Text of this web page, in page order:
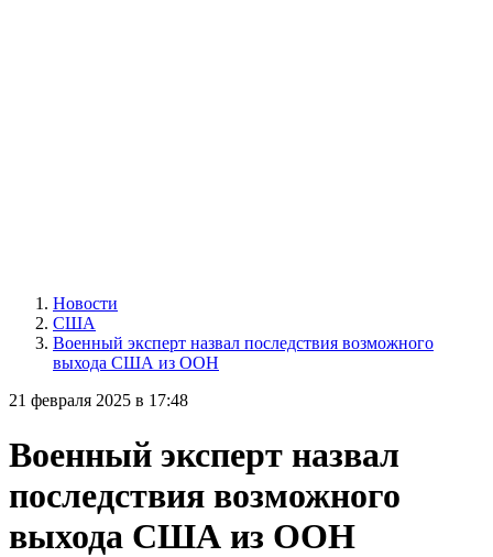
Новости
США
Военный эксперт назвал последствия возможного
выхода США из ООН
21 февраля 2025 в 17:48
Военный эксперт назвал
последствия возможного
выхода США из ООН